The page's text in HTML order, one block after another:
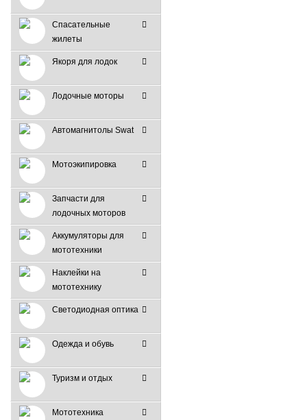
Спасательные
жилеты
Якоря для лодок
Лодочные моторы
Автомагнитолы Swat
Мотоэкипировка
Запчасти для
лодочных моторов
Аккумуляторы для
мототехники
Наклейки на
мототехнику
Светодиодная оптика
Одежда и обувь
Туризм и отдых
Мототехника